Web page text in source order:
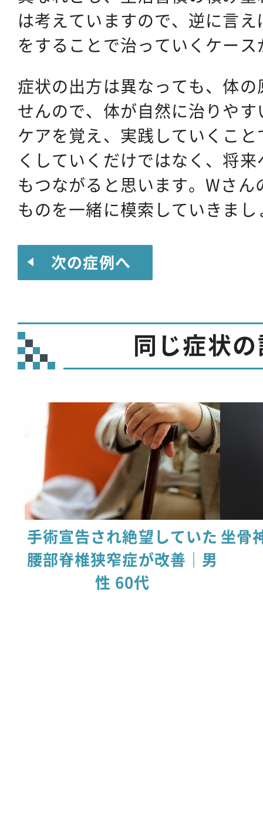
は考えていますので、逆に言
をすることで治っていくケー
症状の出方は異なっても、体
せんので、体が自然に治りや
ケアを覚え、実践していくこ
くしていくだけではなく、将
もつながると思います。Wさ
ものを一緒に模索していきまし
次の症例へ
同じ症状
手術宣告され絶望していた
腰部脊椎狭窄症が改善｜男
性 60代
坐骨